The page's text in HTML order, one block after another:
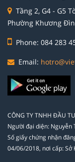
Tầng 2, G4 - G5
Phường Khương
Phone: 084 283
Email:
CÔNG TY TNHH ĐẦU
Người đại diện: Nguyễn
Số giấy chứng nhận
04/06/2018, nơi cấp: